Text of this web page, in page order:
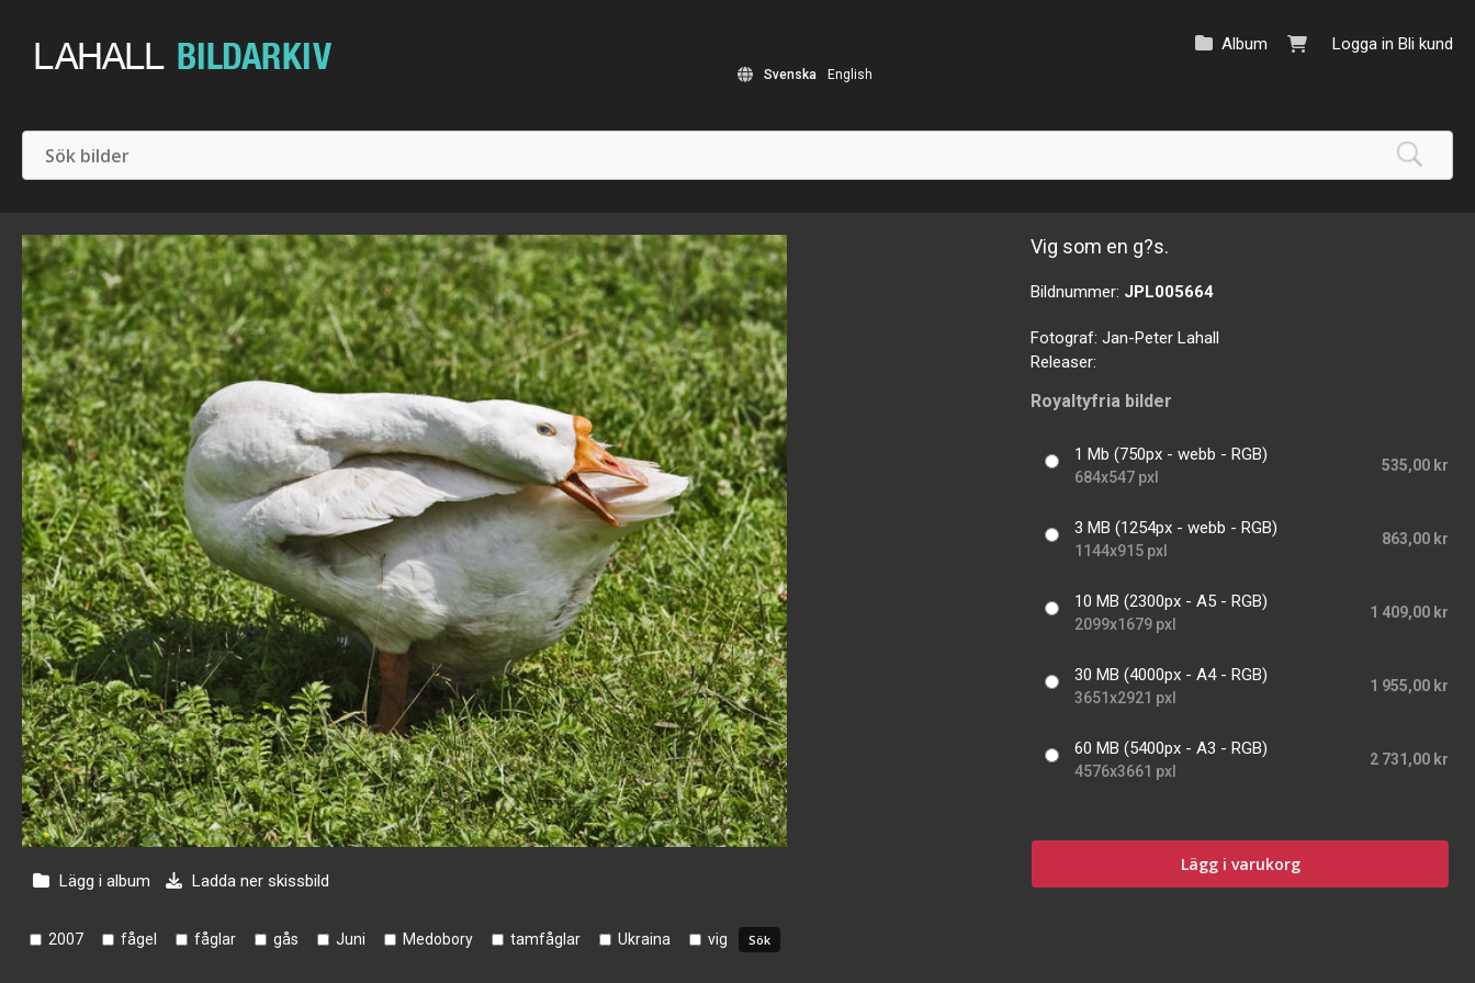
Logga in Bli kund
Album
Svenska English
Lägg i album Ladda ner skissbild
2007 fågel fåglar gås Juni Medobory tamfåglar Ukraina vig
Vig som en g?s.
Bildnummer: JPL005664
Fotograf:Jan-Peter Lahall
Releaser:
Royaltyfria bilder
1 Mb (750px - webb - RGB)
684x547 pxl
535,00 kr
3 MB (1254px - webb - RGB)
1144x915 pxl
863,00 kr
10 MB (2300px - A5 - RGB)
2099x1679 pxl
1 409,00 kr
30 MB (4000px - A4 - RGB)
3651x2921 pxl
1 955,00 kr
60 MB (5400px - A3 - RGB)
4576x3661 pxl
2 731,00 kr
Lägg i varukorg